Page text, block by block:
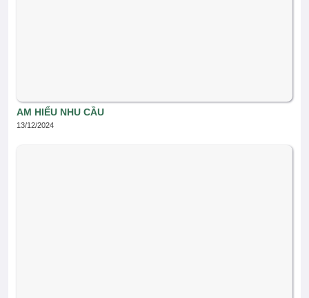
AM HIỂU NHU CẦU
13/12/2024